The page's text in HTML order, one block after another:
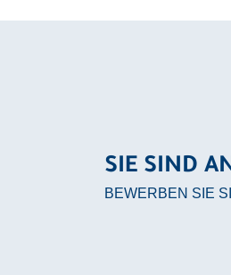
SIE SIND
BEWERBEN SIE